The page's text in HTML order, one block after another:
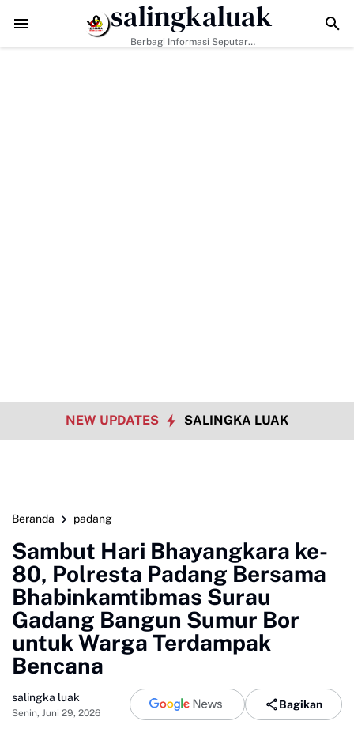
Data Sosial Jadi Kunci, Hj. Aida Dorong Nagari Aktif Pastikan
salingkaluak
Berbagi Informasi Seputar
NEW UPDATES SALINGKA LUAK
Beranda padang
Sambut Hari Bhayangkara ke-
80, Polresta Padang Bersama
Bhabinkamtibmas Surau
Gadang Bangun Sumur Bor
untuk Warga Terdampak
Bencana
salingka luak
Senin, Juni 29, 2026
Bagikan